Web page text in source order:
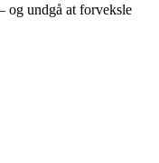
og undgå at forveksle